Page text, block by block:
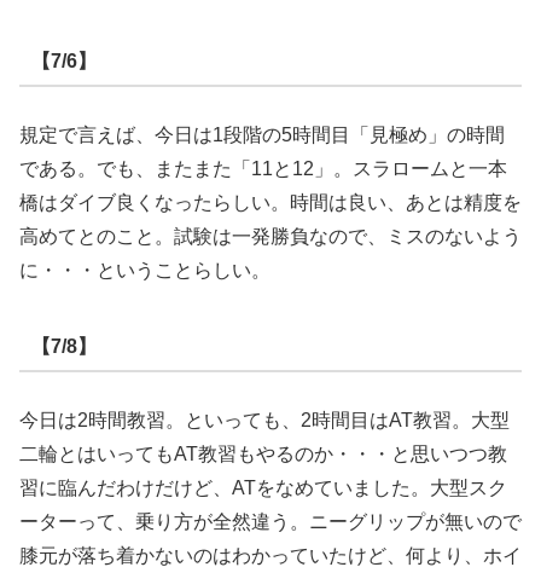
【7/6】
規定で言えば、今日は1段階の5時間目「見極め」の時間
である。でも、またまた「11と12」。スラロームと一本
橋はダイブ良くなったらしい。時間は良い、あとは精度を
高めてとのこと。試験は一発勝負なので、ミスのないよう
に・・・ということらしい。
【7/8】
今日は2時間教習。といっても、2時間目はAT教習。大型
二輪とはいってもAT教習もやるのか・・・と思いつつ教
習に臨んだわけだけど、ATをなめていました。大型スク
ーターって、乗り方が全然違う。ニーグリップが無いので
膝元が落ち着かないのはわかっていたけど、何より、ホイ